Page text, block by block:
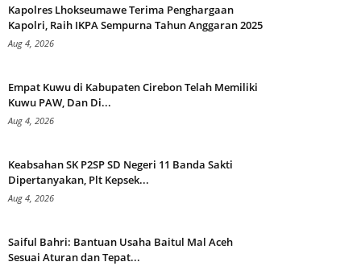
Kapolres Lhokseumawe Terima Penghargaan
Kapolri, Raih IKPA Sempurna Tahun Anggaran 2025
Aug 4, 2026
Empat Kuwu di Kabupaten Cirebon Telah Memiliki
Kuwu PAW, Dan Di...
Aug 4, 2026
Keabsahan SK P2SP SD Negeri 11 Banda Sakti
Dipertanyakan, Plt Kepsek...
Aug 4, 2026
Saiful Bahri: Bantuan Usaha Baitul Mal Aceh
Sesuai Aturan dan Tepat...